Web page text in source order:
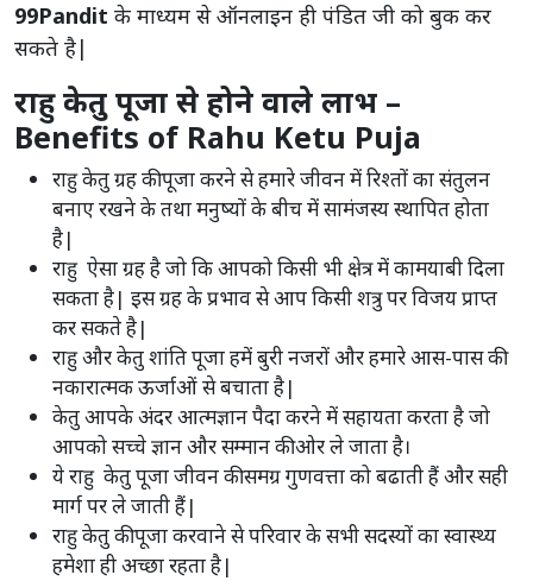
99Pandit के माध्यम से ऑनलाइन ही पंडित जी को बुक कर
सकते है|
राहु केतु पूजा से होने वाले लाभ –
Benefits of Rahu Ketu Puja
राहु केतु ग्रह की पूजा करने से हमारे जीवन में रिश्तों का संतुलन
बनाए रखने के तथा मनुष्यों के बीच में सामंजस्य स्थापित होता
है|
राहु ऐसा ग्रह है जो कि आपको किसी भी क्षेत्र में कामयाबी दिला
सकता है| इस ग्रह के प्रभाव से आप किसी शत्रु पर विजय प्राप्त
कर सकते है|
राहु और केतु शांति पूजा हमें बुरी नजरों और हमारे आस-पास की
नकारात्मक ऊर्जाओं से बचाता है|
केतु आपके अंदर आत्मज्ञान पैदा करने में सहायता करता है जो
आपको सच्चे ज्ञान और सम्मान की ओर ले जाता है।
ये राहु केतु पूजा जीवन की समग्र गुणवत्ता को बढाती हैं और सही
मार्ग पर ले जाती हैं|
राहु केतु की पूजा करवाने से परिवार के सभी सदस्यों का स्वास्थ्य
हमेशा ही अच्छा रहता है|